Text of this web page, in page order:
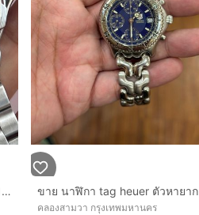
Tag heuer Limited 2500เรือน F1 Carbon ขาย นาฬิกา tag heuer ตัวหายาก
คลองสามวา กรุงเทพมหานคร